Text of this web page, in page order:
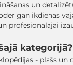
un
gan ikdienas
profesionālajai
kategorijā?
- plašs un